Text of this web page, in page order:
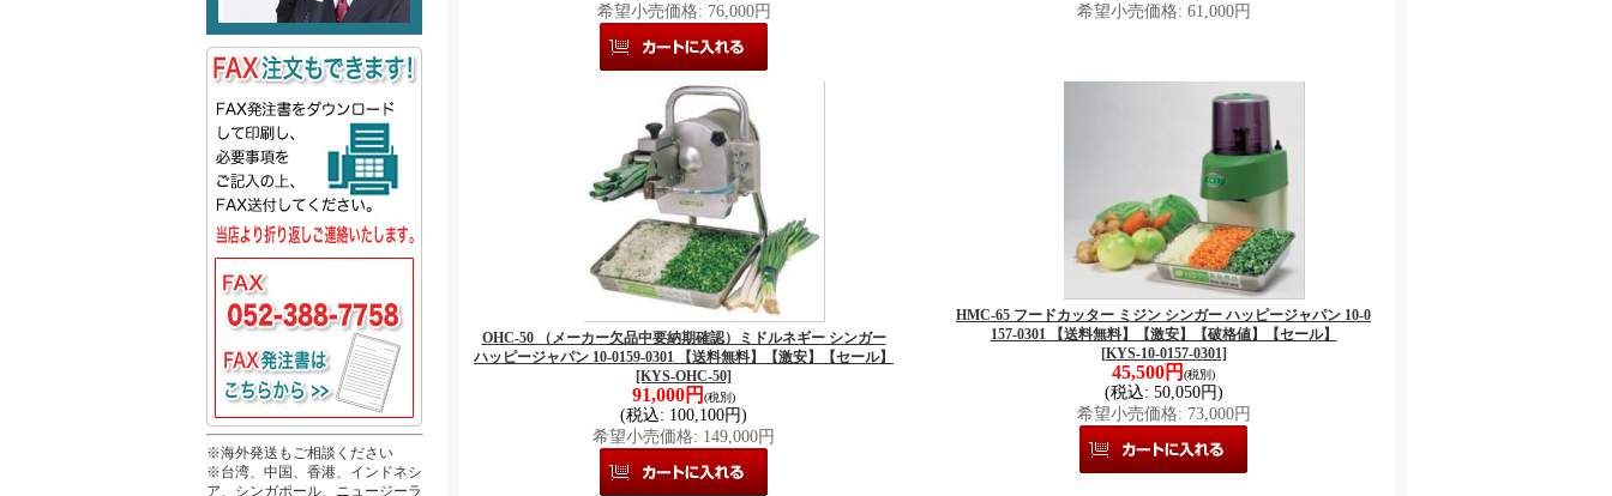
※海外発送もご相談ください
※台湾、中国、香港、インドネシ
ア、シンガポール、ニュージーラ
希望小売価格: 76,000円
希望小売価格: 61,000円
OHC-50 （メーカー欠品中要納期確認）ミドルネギー シンガー
ハッピージャパン 10-0159-0301 【送料無料】【激安】【セール】
[KYS-OHC-50]
91,000円 (税別)
(税込: 100,100円)
希望小売価格: 149,000円
HMC-65 フードカッター ミジン シンガー ハッピージャパン 10-0
157-0301 【送料無料】【激安】【破格値】【セール】
[KYS-10-0157-0301]
45,500円 (税別)
(税込: 50,050円)
希望小売価格: 73,000円